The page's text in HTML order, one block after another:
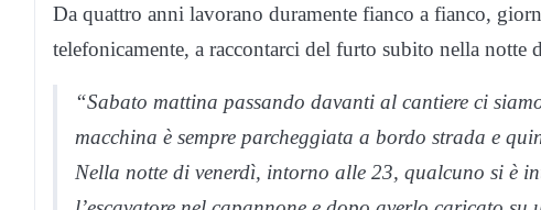
Da quattro anni lavorano duramente fianco a fianco,
telefonicamente, a raccontarci del furto subito nella notte
“Sabato mattina passando davanti al cantiere ci
macchina è sempre parcheggiata a bordo strada e
Nella notte di venerdì, intorno alle 23, qualcuno si è